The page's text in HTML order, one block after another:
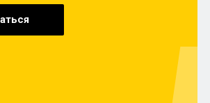
купить кухню
производителя?